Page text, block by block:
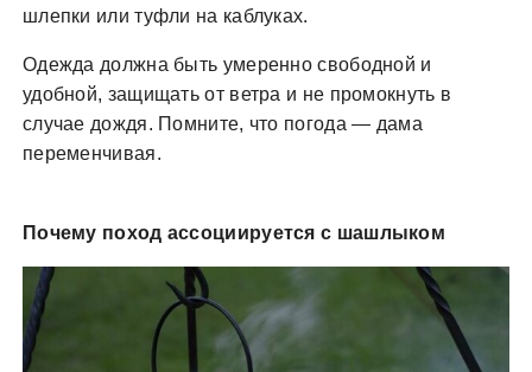
шлепки или туфли на каблуках.
Одежда должна быть умеренно свободной и
удобной, защищать от ветра и не промокнуть в
случае дождя. Помните, что погода — дама
переменчивая.
Почему поход ассоциируется с шашлыком